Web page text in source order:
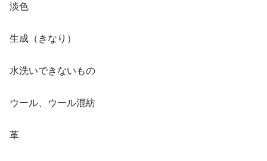
淡色
生成（きなり）
水洗いできないもの
ウール、ウール混紡
革